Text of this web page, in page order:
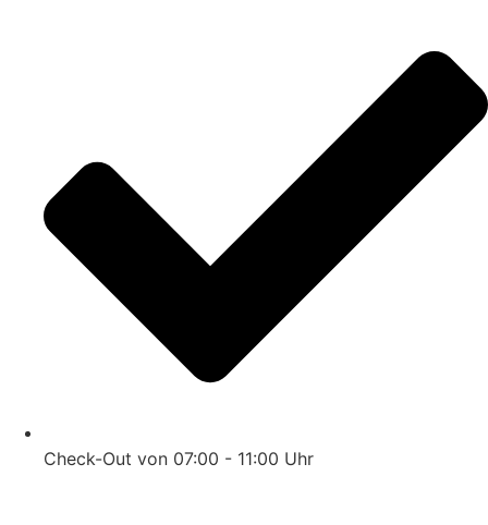
Check-Out von 07:00 - 11:00 Uhr